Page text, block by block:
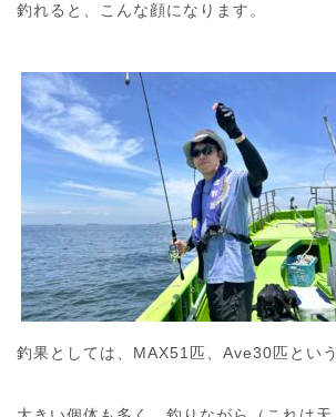
釣れると、こんな顔になります。
釣果としては、MAX51匹、Ave30匹とい